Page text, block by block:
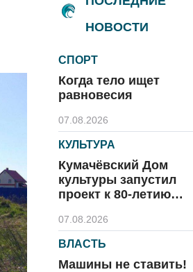
НОВОСТИ
СПОРТ
Когда тело ищет
равновесия
07.08.2026
КУЛЬТУРА
Кумачёвский Дом
культуры запустил
проект к 80-летию
07.08.2026
ВЛАСТЬ
Машины не ставить!